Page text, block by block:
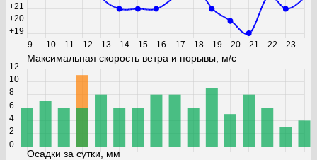
9 10 11 12 13 14 15 16 17 18 19 20 21 22 23
+19
+20
+21
Максимальная скорость ветра и порывы, м/с
0
2
4
6
8
10
12
Осадки за сутки, мм